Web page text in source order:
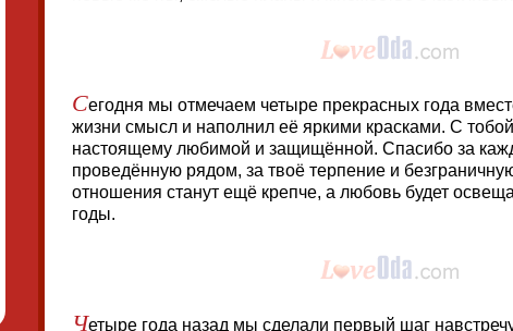
Сегодня мы отмечаем четыре прекрасных года
жизни смысл и наполнил её яркими красками. С
настоящему любимой и защищённой. Спасибо за
проведённую рядом, за твоё терпение и
отношения станут ещё крепче, а любовь будет
годы.
Четыре года назад мы сделали первый шаг навстречу